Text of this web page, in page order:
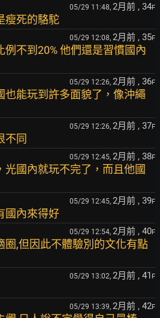
05/29 11:48, 2月前 , 34F
瘦死的駱駝
05/29 12:08, 2月前 , 35F
例不到20% 他們還是習慣國內
05/29 12:26, 2月前 , 36F
也能玩到許多面貌了，像沖繩
05/29 12:26, 2月前 , 37F
不同
05/29 12:45, 2月前 , 38F
光國內就玩不完了，而且他國
05/29 12:45, 2月前 , 39F
國內來得好
05/29 12:54, 2月前 , 40F
圈,但因此不體驗別的文化有點
05/29 13:02, 2月前 , 41 F
05/29 13:39, 2月前 , 42F